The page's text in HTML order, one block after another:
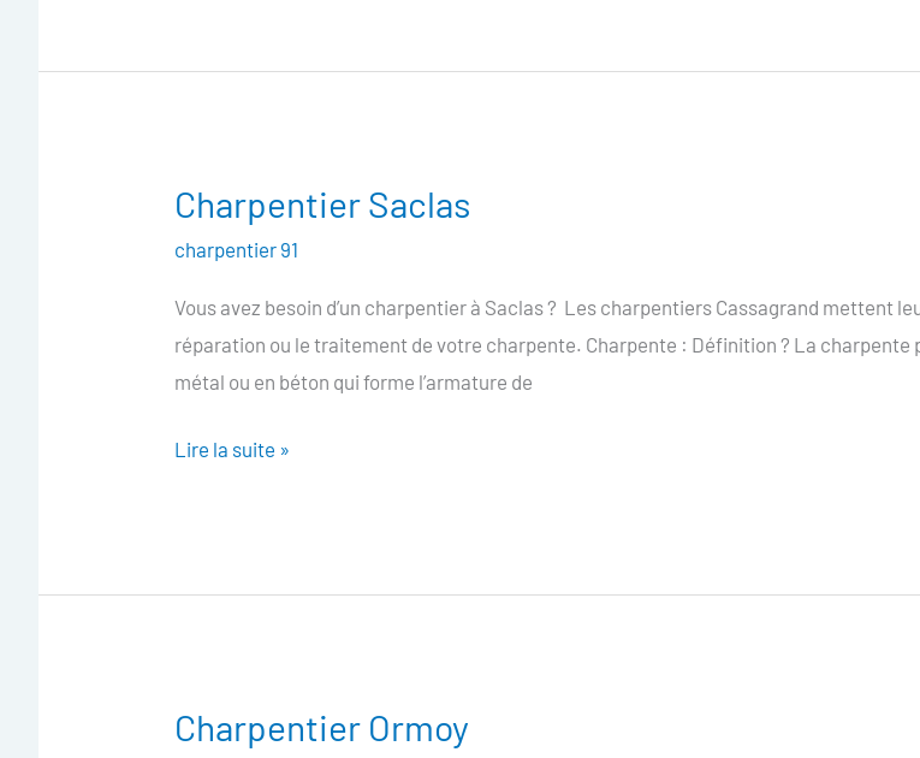
Charpentier Saclas
charpentier 91
Vous avez besoin d’un charpentier à Saclas ? Les charpentiers Cassagrand mettent
réparation ou le traitement de votre charpente. Charpente : Définition ? La charpente
métal ou en béton qui forme l’armature de
Charpentier
Lire la suite »
Charpentier Ormoy
Charpentier